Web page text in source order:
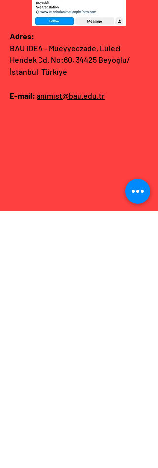
Adres:
BAU IDEA - Müeyyedzade, Lüleci
Hendek Cd. No:60, 34425 Beyoğlu/
İstanbul, Türkiye
E-mail: animist@bau.edu.tr